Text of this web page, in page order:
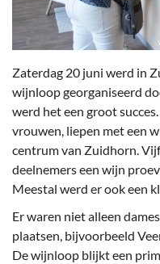
Zaterdag 20 juni werd in
wijnloop georganiseerd
werd het een groot
vrouwen, liepen met een
centrum van Zuidhorn.
deelnemers een wijn
Meestal werd er ook een
Er waren niet alleen
plaatsen, bijvoorbeeld
De wijnloop blijkt een